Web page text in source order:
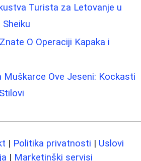
Turista za Letovanje u
O Operaciji Kapaka i
Muškarce Ove Jeseni: Kockasti
| Politika privatnosti | Uslovi
| Marketinški servisi